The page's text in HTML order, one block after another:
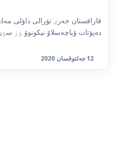
قازاقستان جەرٸ تۋرالى داۋلى
دەپۋتات ۆياچەسلاۆ نيكونوۆ ٶز
12 جەلتوقسان 2020